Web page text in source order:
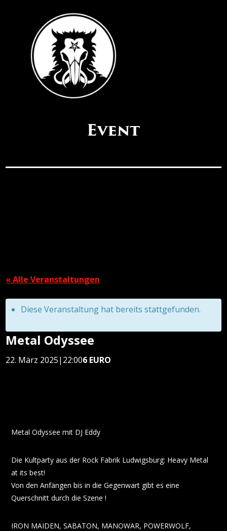
Event
« Alle Veranstaltungen
Diese Veranstaltung hat bereits stattgefunden.
Metal Odyssee
22. März 2025|22:006 EURO
Metal Odyssee mit DJ Eddy
Die Kultparty aus der Rock Fabrik Ludwigsburg: Heavy Metal
at its best!
Von den Anfängen bis in die Gegenwart gibt es eine
Querschnitt durch die Szene !
IRON MAIDEN, SABATON, MANOWAR, POWERWOLF,